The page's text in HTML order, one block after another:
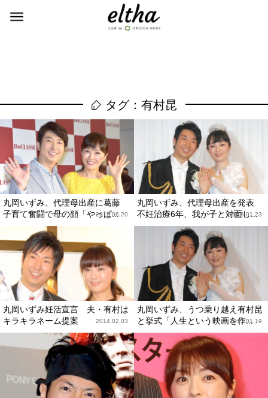
タグ：有村昆
丸岡いずみ、代理母出産に葛藤
子育て奮闘で母の顔「やっぱ...
2018.06.20
丸岡いずみ、代理母出産を発表
不妊治療6年、我が子と対面し...
2018.01.23
丸岡いずみ妊活宣言 夫・有村は
キラキラネーム提案
2014.02.03
丸岡いずみ、うつ乗り越え有村昆
と挙式「人生という映画を作...
2013.01.19